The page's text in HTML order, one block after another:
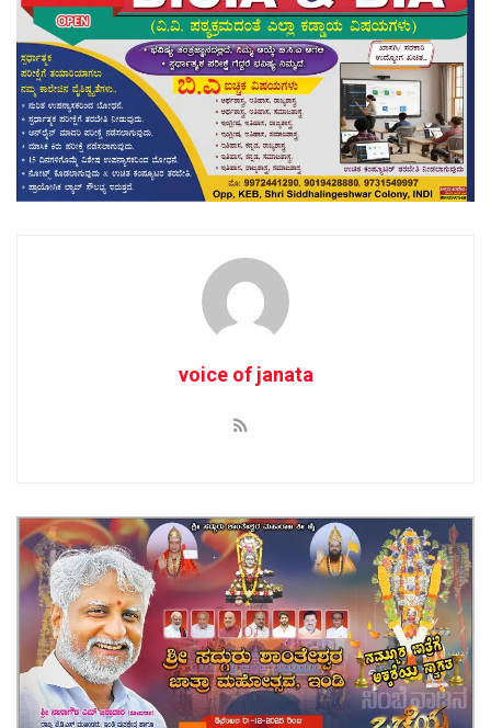
voice of janata